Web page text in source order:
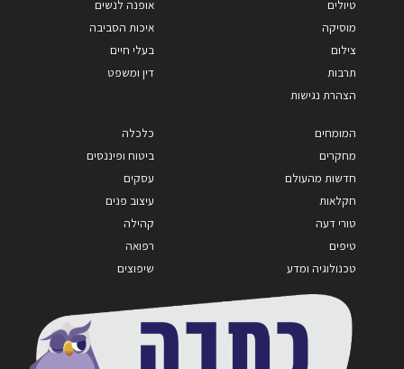
טיולים
מוסיקה
צילום
תרבות
הצהרת נגישות
אופנה לנשים
איכות הסביבה
בעלי חיים
דין ומשפט
המומחים
מחקרים
חדשות מהעולם
חקלאות
טורי דעה
טיפים
טכנולוגיה ומדע
כלכלה
ביטוח ופיננסים
עסקים
עיצוב פנים
קהילה
רפואה
שיפוצים